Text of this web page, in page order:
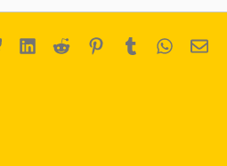
BlueskyLinkedIn
Reddit Pinterest
Tumblr